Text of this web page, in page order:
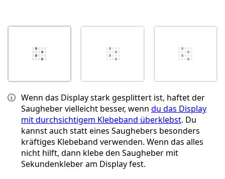
Wenn das Display stark gesplittert ist, haftet der
Saugheber vielleicht besser, wenn du das Display
mit durchsichtigem Klebeband überklebst. Du
kannst auch statt eines Saughebers besonders
kräftiges Klebeband verwenden. Wenn das alles
nicht hilft, dann klebe den Saugheber mit
Sekundenkleber am Display fest.